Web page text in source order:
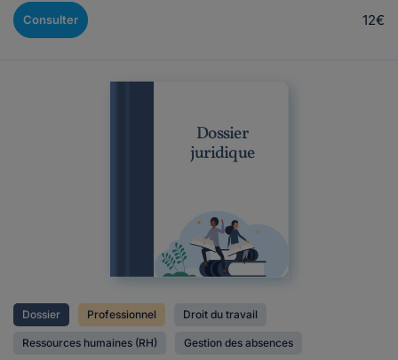
Consulter 12€
Dossier
juridique
Dossier Professionnel Droit du travail
Ressources humaines (RH) Gestion des absences